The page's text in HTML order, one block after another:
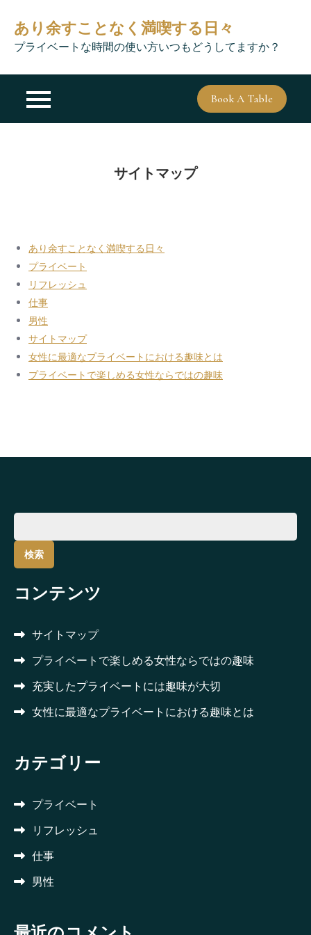
content
あり余すことなく満喫する日々
プライベートな時間の使い方いつもどうしてますか？
Book A Table
サイトマップ
あり余すことなく満喫する日々
プライベート
リフレッシュ
仕事
男性
サイトマップ
女性に最適なプライベートにおける趣味とは
プライベートで楽しめる女性ならではの趣味
検
索:
コンテンツ
サイトマップ
プライベートで楽しめる女性ならではの趣味
充実したプライベートには趣味が大切
女性に最適なプライベートにおける趣味とは
カテゴリー
プライベート
リフレッシュ
仕事
男性